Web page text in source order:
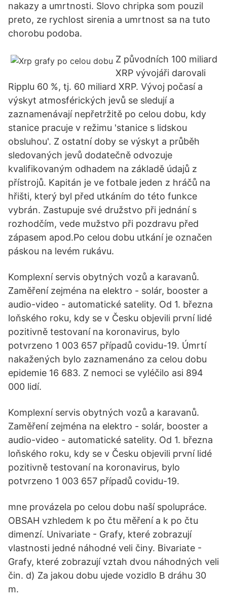
nakazy a umrtnosti. Slovo chripka som pouzil
preto, ze rychlost sirenia a umrtnost sa na tuto
chorobu podoba.
Z původních 100 miliard
XRP vývojáři darovali
Ripplu 60 %, tj. 60 miliard XRP. Vývoj počasí a
výskyt atmosférických jevů se sledují a
zaznamenávají nepřetržitě po celou dobu, kdy
stanice pracuje v režimu 'stanice s lidskou
obsluhou'. Z ostatní doby se výskyt a průběh
sledovaných jevů dodatečně odvozuje
kvalifikovaným odhadem na základě údajů z
přístrojů. Kapitán je ve fotbale jeden z hráčů na
hřišti, který byl před utkáním do této funkce
vybrán. Zastupuje své družstvo při jednání s
rozhodčím, vede mužstvo při pozdravu před
zápasem apod.Po celou dobu utkání je označen
páskou na levém rukávu.
Komplexní servis obytných vozů a karavanů.
Zaměření zejména na elektro - solár, booster a
audio-video - automatické satelity. Od 1. března
loňského roku, kdy se v Česku objevili první lidé
pozitivně testovaní na koronavirus, bylo
potvrzeno 1 003 657 případů covidu-19. Úmrtí
nakažených bylo zaznamenáno za celou dobu
epidemie 16 683. Z nemoci se vyléčilo asi 894
000 lidí.
Komplexní servis obytných vozů a karavanů.
Zaměření zejména na elektro - solár, booster a
audio-video - automatické satelity. Od 1. března
loňského roku, kdy se v Česku objevili první lidé
pozitivně testovaní na koronavirus, bylo
potvrzeno 1 003 657 případů covidu-19.
mne provázela po celou dobu naší spolupráce.
OBSAH vzhledem k po čtu měření a k po čtu
dimenzí. Univariate - Grafy, které zobrazují
vlastnosti jedné náhodné veli činy. Bivariate -
Grafy, které zobrazují vztah dvou náhodných veli
čin. d) Za jakou dobu ujede vozidlo B dráhu 30
m.